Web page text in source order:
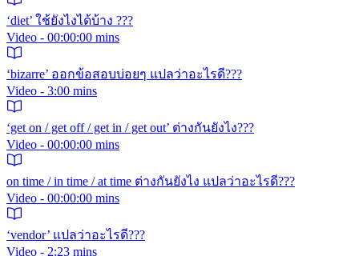
‘diet’ ใช้ยังไงได้บ้าง ???
Video - 00:00:00 mins
‘bizarre’ ออกข้อสอบบ่อยๆ แปลว่าอะไรดี???
Video - 3:00 mins
‘get on / get off / get in / get out’ ต่างกันยังไง???
Video - 00:00:00 mins
on time / in time / at time ต่างกันยังไง แปลว่าอะไรดี???
Video - 00:00:00 mins
‘vendor’ แปลว่าอะไรดี???
Video - 2:23 mins